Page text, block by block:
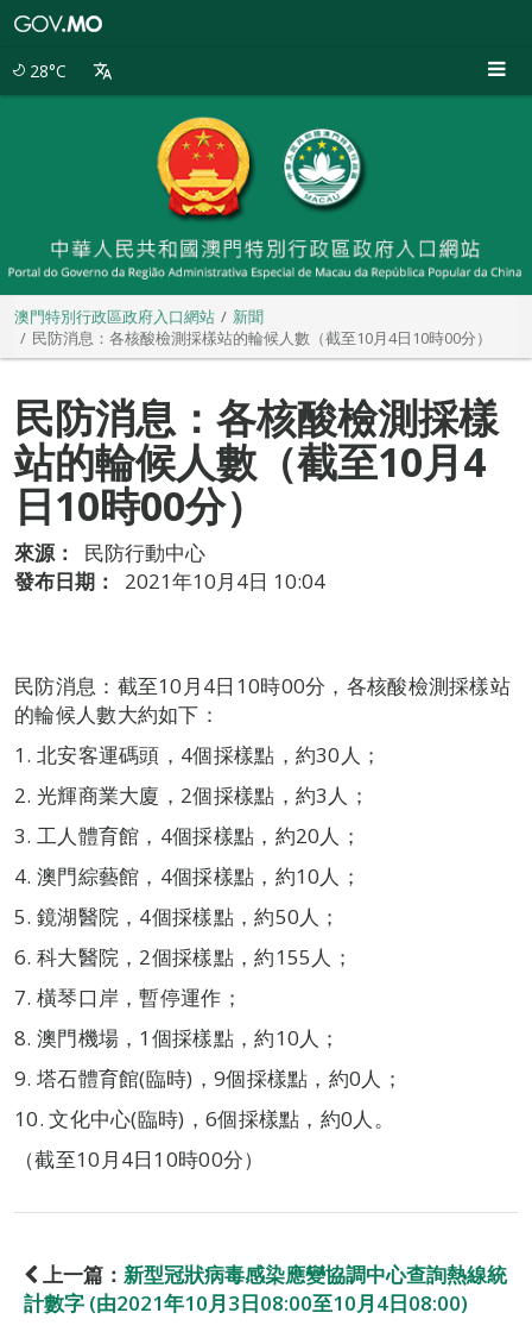
28°C
澳門特別行政區政府入口網站
新聞
民防消息：各核酸檢測採樣站的輪候人數（截至10月4日10時00分）
民防消息：各核酸檢測採樣
站的輪候人數（截至10月4
日10時00分）
來源：
民防行動中心
發布日期：
2021年10月4日 10:04
民防消息：截至10月4日10時00分，各核酸檢測採樣站
的輪候人數大約如下：
1. 北安客運碼頭，4個採樣點，約30人；
2. 光輝商業大廈，2個採樣點，約3人；
3. 工人體育館，4個採樣點，約20人；
4. 澳門綜藝館，4個採樣點，約10人；
5. 鏡湖醫院，4個採樣點，約50人；
6. 科大醫院，2個採樣點，約155人；
7. 橫琴口岸，暫停運作；
8. 澳門機場，1個採樣點，約10人；
9. 塔石體育館(臨時)，9個採樣點，約0人；
10. 文化中心(臨時)，6個採樣點，約0人。
（截至10月4日10時00分）
上一篇： 新型冠狀病毒感染應變協調中心查詢熱線統
計數字 (由2021年10月3日08:00至10月4日08:00)